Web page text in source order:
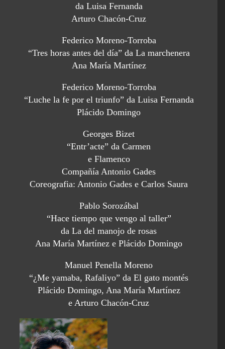
da Luisa Fernanda
Arturo Chacón-Cruz
Federico Moreno-Torroba
“Tres horas antes del día” da La marchenera
Ana María Martínez
Federico Moreno-Torroba
“Luche la fe por el triunfo” da Luisa Fernanda
Plácido Domingo
Georges Bizet
“Entr’acte” da Carmen
e Flamenco
Compañía Antonio Gades
Coreografia: Antonio Gades e Carlos Saura
Pablo Sorozábal
“Hace tiempo que vengo al taller”
da La del manojo de rosas
Ana María Martínez e Plácido Domingo
Manuel Penella Moreno
“¿Me yamaba, Rafaliyo” da El gato montés
Plácido Domingo, Ana María Martínez
e Arturo Chacón-Cruz